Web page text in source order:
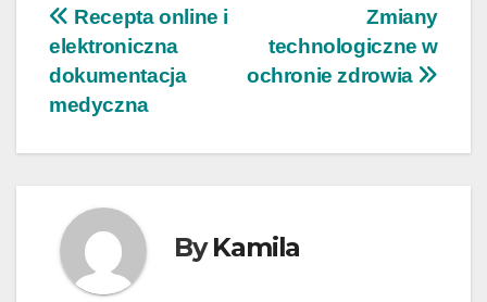
Nawigacja
wpisu
Zmiany
technologiczne w
ochronie zdrowia
Recepta online i
elektroniczna
dokumentacja
medyczna
ByKamila